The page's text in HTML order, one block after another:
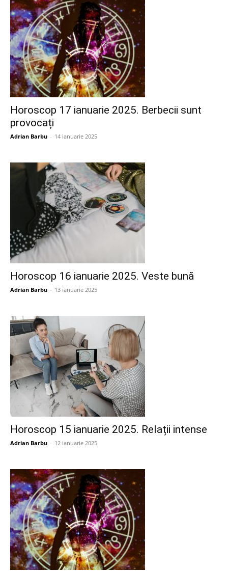
Horoscop 17 ianuarie 2025. Berbecii sunt
provocați
Adrian Barbu - 14 ianuarie 2025
Horoscop 16 ianuarie 2025. Veste bună
Adrian Barbu - 13 ianuarie 2025
Horoscop 15 ianuarie 2025. Relații intense
Adrian Barbu - 12 ianuarie 2025